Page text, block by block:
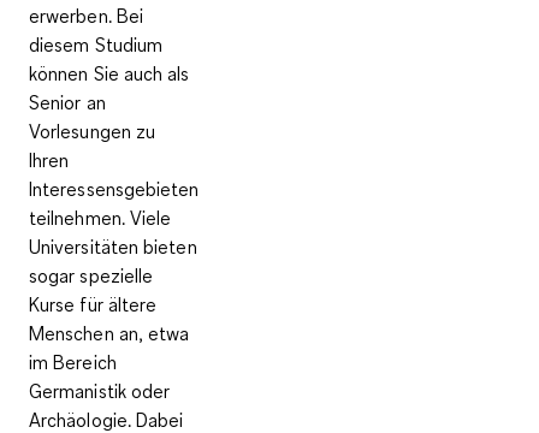
erwerben. Bei
diesem Studium
können Sie auch als
Senior an
Vorlesungen zu
Ihren
Interessensgebieten
teilnehmen. Viele
Universitäten bieten
sogar spezielle
Kurse für ältere
Menschen an, etwa
im Bereich
Germanistik oder
Archäologie. Dabei